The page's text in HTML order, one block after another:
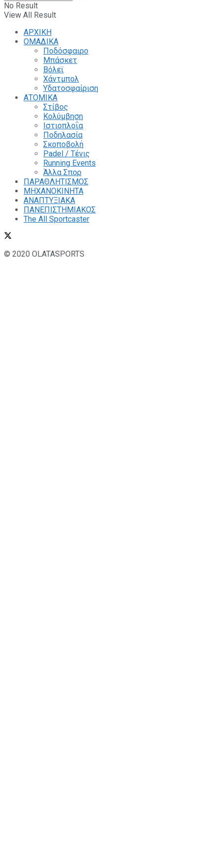
No Result
View All Result
ΑΡΧΙΚΗ
ΟΜΑΔΙΚΑ
Ποδόσφαιρο
Μπάσκετ
Βόλεϊ
Χάντμπολ
Υδατοσφαίριση
ΑΤΟΜΙΚΑ
Στίβος
Κολύμβηση
Ιστιοπλοΐα
Ποδηλασία
Σκοποβολή
Padel / Τένις
Running Events
Άλλα Σπορ
ΠΑΡΑΘΛΗΤΙΣΜΟΣ
ΜΗΧΑΝΟΚΙΝΗΤΑ
ΑΝΑΠΤΥΞΙΑΚΑ
ΠΑΝΕΠΙΣΤΗΜΙΑΚΟΣ
The All Sportcaster
© 2020 OLATASPORTS